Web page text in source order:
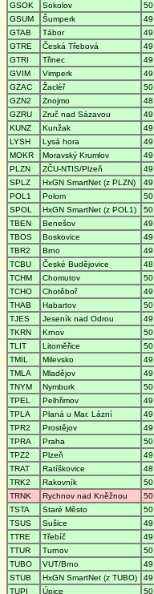
GSOK
Sokolov 50
GSUM
Šumperk 49
GTAB
Tábor 49
GTRE
Česká Třebová 49
GTRI
Třinec 49
GVIM
Vimperk 49
GZAC
Žacléř 50
GZN2
Znojmo 48
GZRU
Zruč nad Sázavou 49
KUNZ
Kunžak 49
LYSH
Lysá hora 49
MOKR
Moravský Krumlov 49
PLZN
ZČU-NTIS/Plzeň 49
SPLZ
HxGN SmartNet (z PLZN) 49
POL1
Polom 50
SPOL
HxGN SmartNet (z POL1) 50
TBEN
Benešov 49
TBOS
Boskovice 49
TBR2
Brno 49
TCBU
České Budějovice 48
TCHM
Chomutov 50
TCHO
Chotěboř 49
THAB
Habartov 50
TJES
Jeseník nad Odrou 49
TKRN
Krnov 50
TLIT
Litoměřice 50
TMIL
Milevsko 49
TMLA
Mladějov 49
TNYM
Nymburk 50
TPEL
Pelhřimov 49
TPLA
Planá u Mar. Lázní 49
TPR2
Prostějov 49
TPRA
Praha 50
TPZ2
Plzeň 49
TRAT
Ratíškovice 48
TRK2
Rakovník 50
TRNK
Rychnov nad Kněžnou 50
TSTA
Staré Město 50
TSUS
Sušice 49
TTRE
Třebíč 49
TTUR
Turnov 50
TUBO
VUT/Brno 49
STUB
HxGN SmartNet (z TUBO) 49
TUPI
Úpice 50